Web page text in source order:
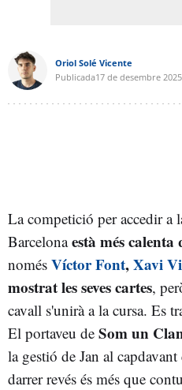
Oriol Solé Vicente
Publicada17 de desembre 2025
La competició per accedir a
Barcelonaestà més calenta
només Víctor Font,Xavi
mostrat les seves cartes,
cavall s'unirà a la cursa. Es
El portaveu de Som un
la gestió de Jan al
darrer revés és més que